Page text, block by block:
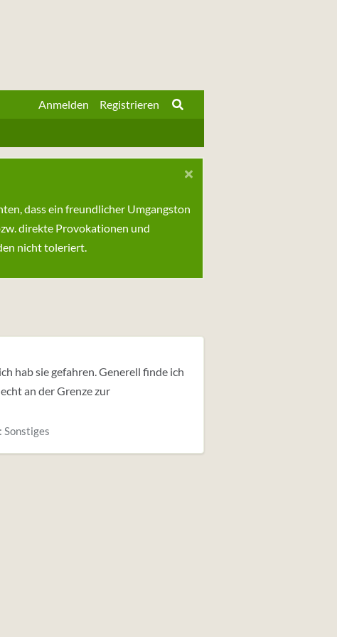
Anmelden Registrieren
dass ein freundlicher Umgangston
direkte Provokationen und
nicht toleriert.
hab sie gefahren. Generell finde ich
an der Grenze zur
Sonstiges